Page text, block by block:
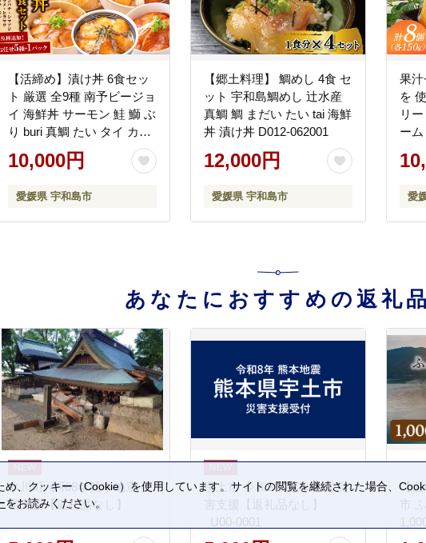
【活締め】漬け丼 6食セッ
ト 厳選 全9種 南予ビージョ
イ 海鮮丼 サーモン 鮭 鰤 ぶ
り buri 真鯛 たい タイ カン
パチ シマアジ 縞鯵ヒラメ
ヒラマサ D010-150005
10,000円
愛媛県 宇和島市
【郷土料理】 鯛めし 4食 セ
ット 宇和島鯛めし 辻水産
真鯛 鯛 まだい たい tai 海鮮
丼 漬け丼 D012-062001
12,000円
愛媛県 宇和島市
果汁
を
リ
ー
不
種)
レ
柑
愛
あなたにおすすめの返礼品
氷川町 令和8年熊本地震 災
害支援【返礼品なし】
宇土市 令和8年熊本地震 災
害支援【返礼品なし】
_U00-0001
【
市
、クッキー（Cookie）を使用しています。サイトの閲覧を継続された場合、
をお読みください。